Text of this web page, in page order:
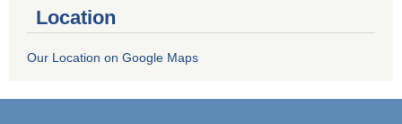
Location
Our Location on Google Maps